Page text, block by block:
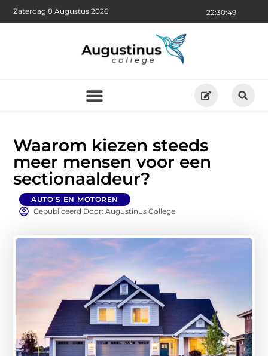
22:30:51
Zaterdag 8 Augustus 2026
Waarom kiezen steeds
meer mensen voor een
sectionaaldeur?
AUTO’S EN MOTOREN
Gepubliceerd Door: Augustinus College